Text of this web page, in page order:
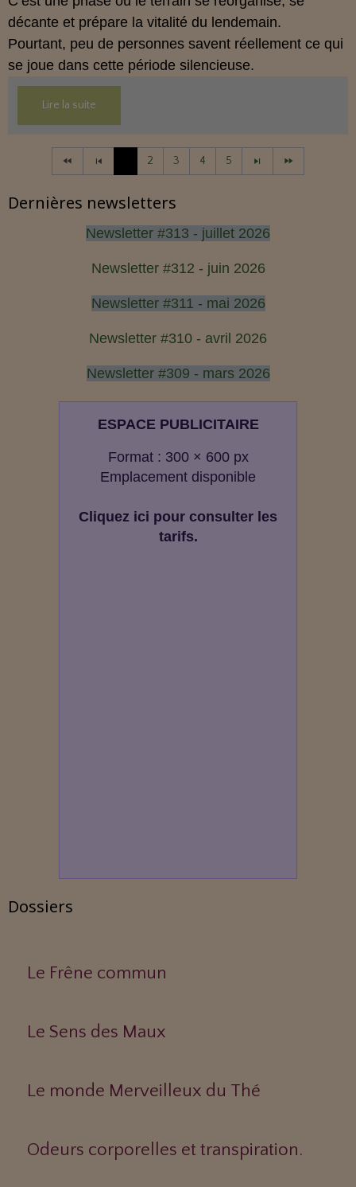
décante et prépare la vitalité du lendemain.
Pourtant, peu de personnes savent réellement ce qui
se joue dans cette période silencieuse.
Lire la suite
2 3 4 5
Dernières newsletters
Newsletter #313 - juillet 2026
Newsletter #312 - juin 2026
Newsletter #311 - mai 2026
Newsletter #310 - avril 2026
Newsletter #309 - mars 2026
ESPACE PUBLICITAIRE
Format : 300 × 600 px
Emplacement disponible
Cliquez ici pour consulter les
tarifs.
Dossiers
Le Frêne commun
Le Sens des Maux
Le monde Merveilleux du Thé
Odeurs corporelles et transpiration.